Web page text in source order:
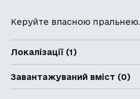
Керуйте власною пральнею.
Локалізації (1)
Завантажуваний вміст (0)